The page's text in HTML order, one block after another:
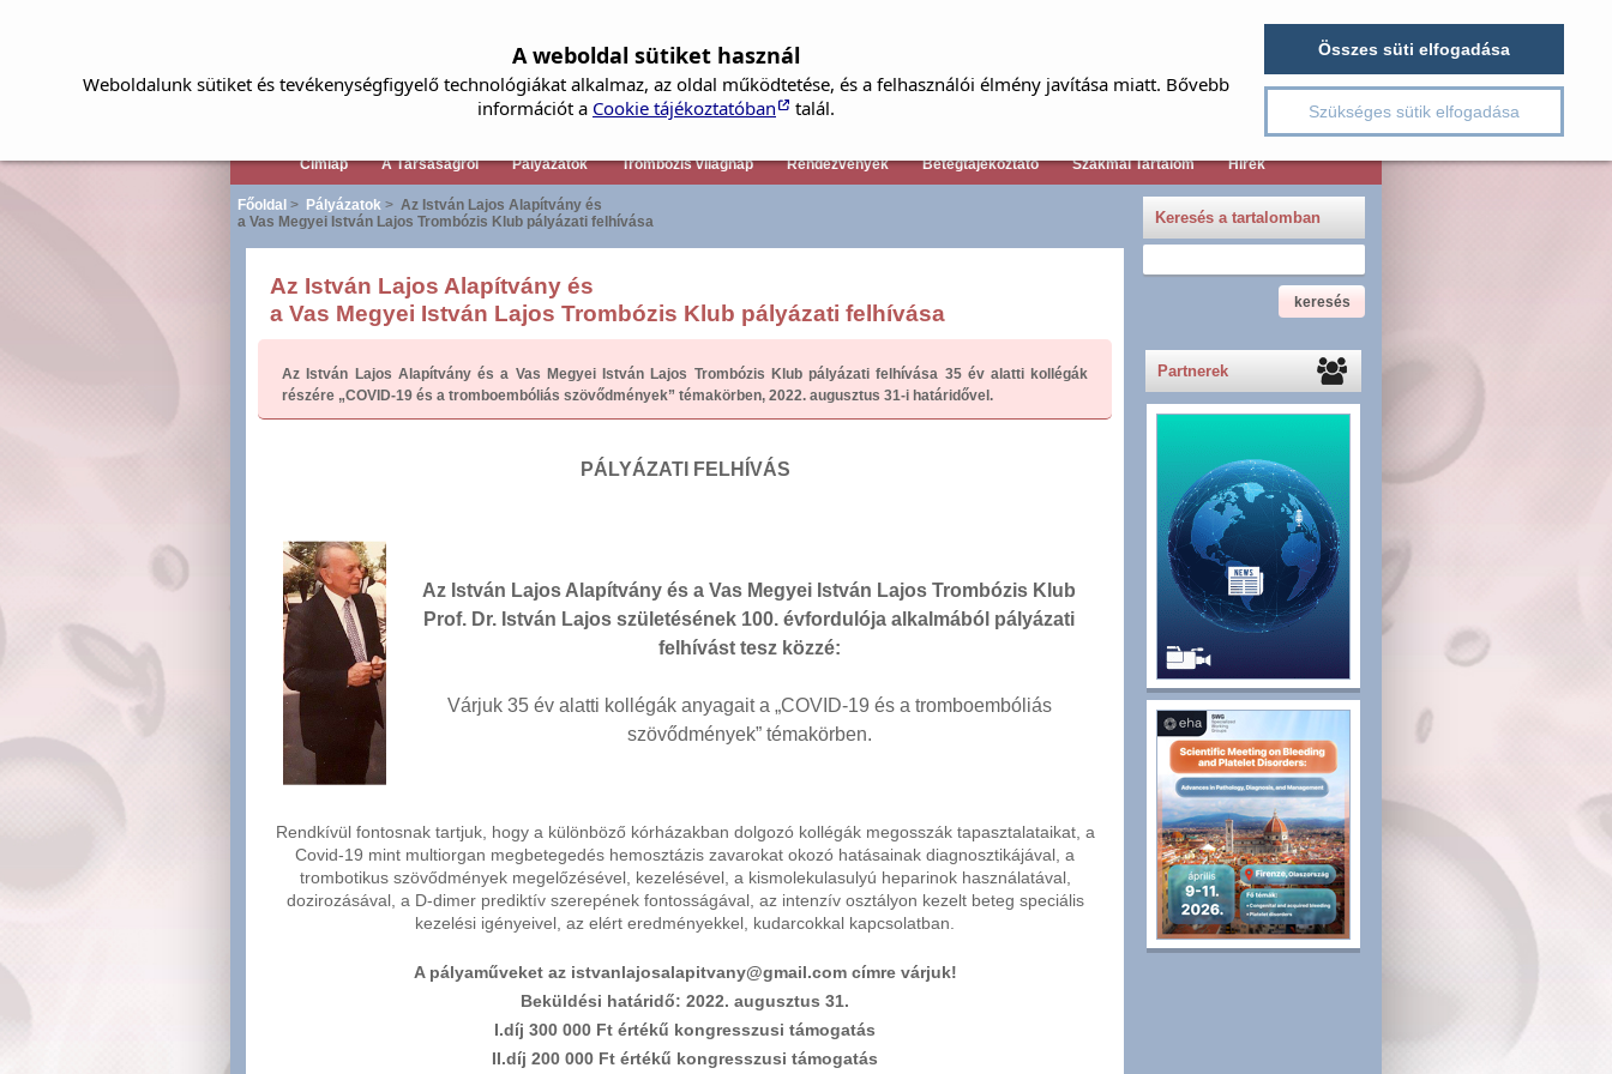
Tagfelvételi kérelem
Címlap A Társaságról Pályázatok Trombózis világnap Rendezvények Betegtájékoztató Szakmai Tartalom Hírek
Főoldal > Pályázatok > Az István Lajos Alapítvány és
a Vas Megyei István Lajos Trombózis Klub pályázati felhívása
Az István Lajos Alapítvány és
a Vas Megyei István Lajos Trombózis Klub pályázati felhívása
Az István Lajos Alapítvány és a Vas Megyei István Lajos Trombózis Klub pályázati felhívása 35 év alatti kollégák
részére „COVID-19 és a tromboembóliás szövődmények” témakörben, 2022. augusztus 31-i határidővel.
PÁLYÁZATI FELHÍVÁS
Az István Lajos Alapítvány és a Vas Megyei István Lajos Trombózis Klub
Prof. Dr. István Lajos születésének 100. évfordulója alkalmából pályázati
felhívást tesz közzé:
Várjuk 35 év alatti kollégák anyagait a „COVID-19 és a tromboembóliás
szövődmények” témakörben.
Rendkívül fontosnak tartjuk, hogy a különböző kórházakban dolgozó kollégák megosszák tapasztalataikat, a
Covid-19 mint multiorgan megbetegedés hemosztázis zavarokat okozó hatásainak diagnosztikájával, a
trombotikus szövődmények megelőzésével, kezelésével, a kismolekulasulyú heparinok használatával,
dozirozásával, a D-dimer prediktív szerepének fontosságával, az intenzív osztályon kezelt beteg speciális
kezelési igényeivel, az elért eredményekkel, kudarcokkal kapcsolatban.
A pályaműveket az istvanlajosalapitvany@gmail.comcímre várjuk!
Beküldési határidő: 2022. augusztus 31.
I.díj 300 000 Ft értékű kongresszusi támogatás
II.díj 200 000 Ft értékű kongresszusi támogatás
Keresés a tartalomban
Partnerek
A weboldal sütiket használ
Weboldalunk sütiket és tevékenységfigyelő technológiákat alkalmaz, az oldal működtetése, és a felhasználói élmény javítása miatt. Bővebb
információt a Cookie tájékoztatóban talál.
Összes süti elfogadása
Szükséges sütik elfogadása